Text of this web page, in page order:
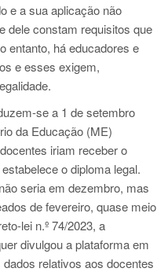
e a sua aplicação não
dele constam requisitos que
entanto, há educadores e
e esses exigem,
se a 1 de setembro
da Educação (ME)
iriam receber o
o diploma legal.
seria em dezembro, mas
de fevereiro, quase meio
lei n.º 74/2023, a
divulgou a plataforma em
relativos aos docentes